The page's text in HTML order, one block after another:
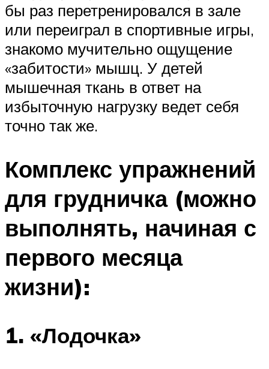
бы раз перетренировался в зале
или переиграл в спортивные игры,
знакомо мучительно ощущение
«забитости» мышц. У детей
мышечная ткань в ответ на
избыточную нагрузку ведет себя
точно так же.
Комплекс упражнений
для грудничка (можно
выполнять, начиная с
первого месяца
жизни):
1. «Лодочка»